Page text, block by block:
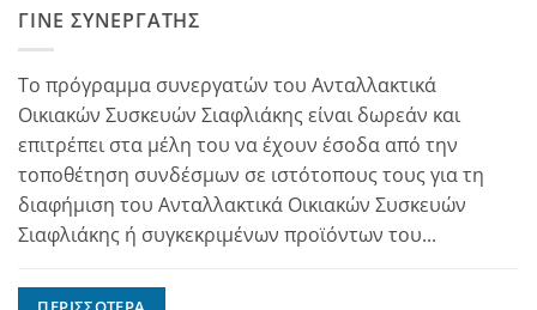
ΓΊΝΕ ΣΥΝΕΡΓΆΤΗΣ
Το πρόγραμμα συνεργατών του Ανταλλακτικά
Οικιακών Συσκευών Σιαφλιάκης είναι δωρεάν και
επιτρέπει στα μέλη του να έχουν έσοδα από την
τοποθέτηση συνδέσμων σε ιστότοπους τους για τη
διαφήμιση του Ανταλλακτικά Οικιακών Συσκευών
Σιαφλιάκης ή συγκεκριμένων προϊόντων του...